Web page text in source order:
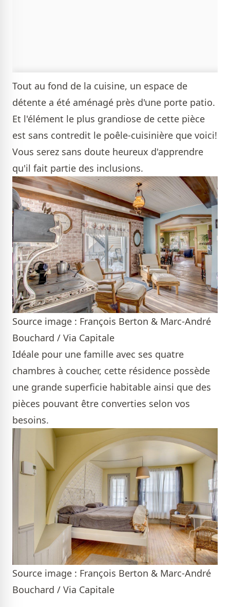
Tout au fond de la cuisine, un espace de
détente a été aménagé près d'une porte patio.
Et l'élément le plus grandiose de cette pièce
est sans contredit le poêle-cuisinière que voici!
Vous serez sans doute heureux d'apprendre
qu'il fait partie des inclusions.
Source image : François Berton & Marc-André
Bouchard / Via Capitale
Idéale pour une famille avec ses quatre
chambres à coucher, cette résidence possède
une grande superficie habitable ainsi que des
pièces pouvant être converties selon vos
besoins.
Source image : François Berton & Marc-André
Bouchard / Via Capitale